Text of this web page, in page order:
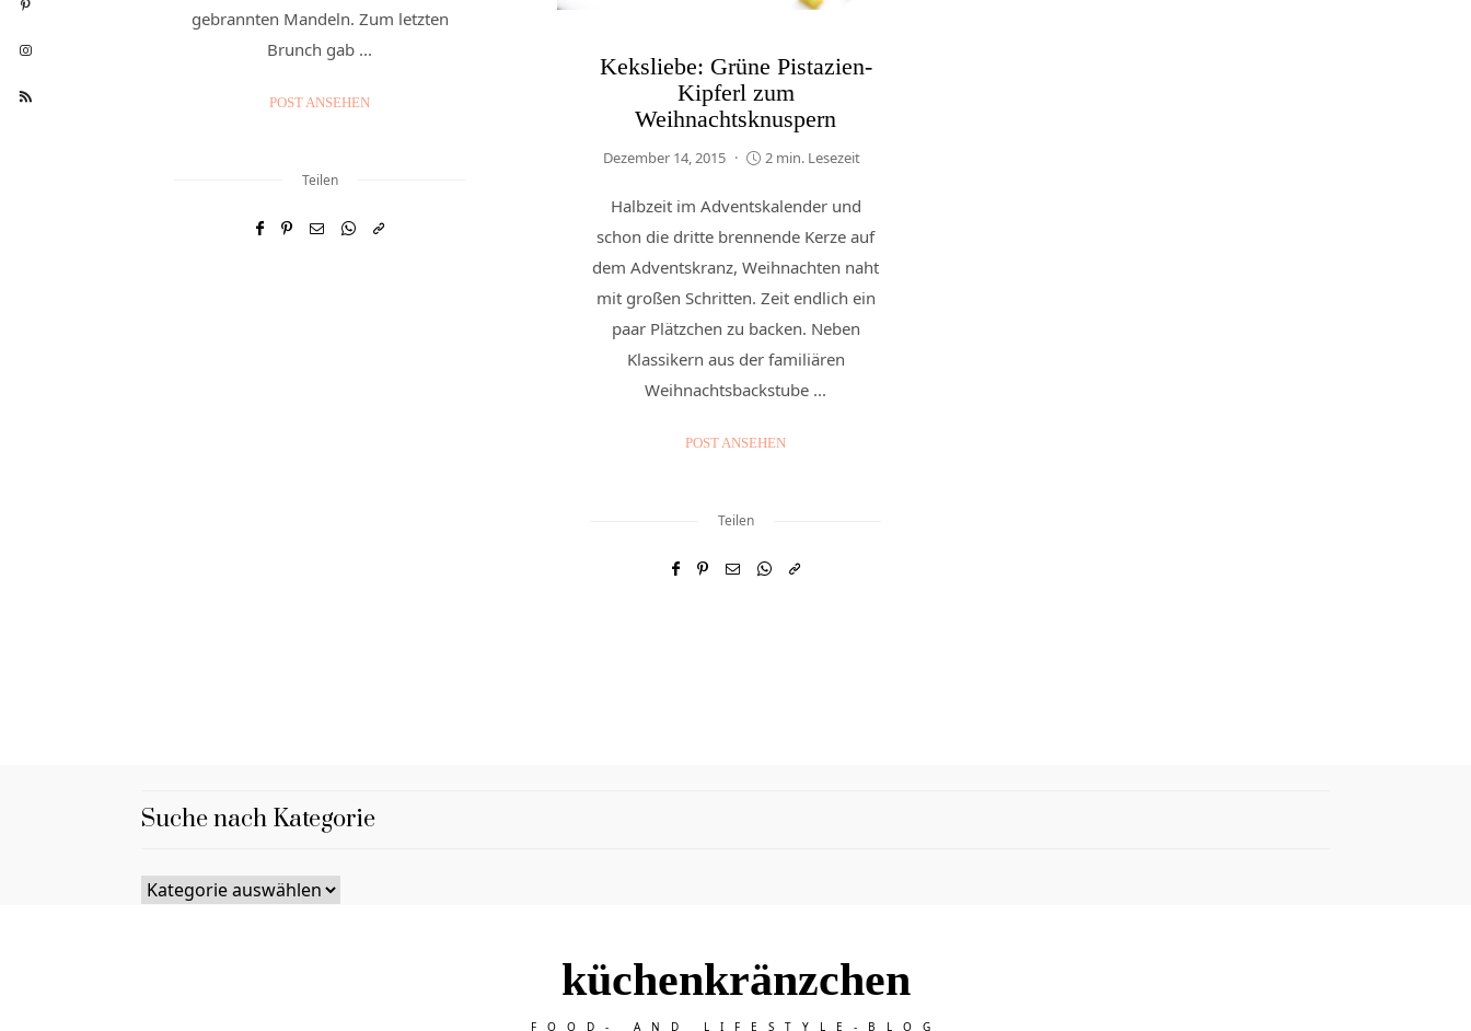
gebrannten Mandeln. Zum letzten
Brunch gab ...
POST ANSEHEN
Teilen
Keksliebe: Grüne Pistazien-
Kipferl zum
Weihnachtsknuspern
Dezember 14, 2015 2 min. Lesezeit
Halbzeit im Adventskalender und
schon die dritte brennende Kerze auf
dem Adventskranz, Weihnachten naht
mit großen Schritten. Zeit endlich ein
paar Plätzchen zu backen. Neben
Klassikern aus der familiären
Weihnachtsbackstube ...
POST ANSEHEN
Teilen
Suche nach Kategorie
küchenkränzchen
FOOD- AND LIFESTYLE-BLOG